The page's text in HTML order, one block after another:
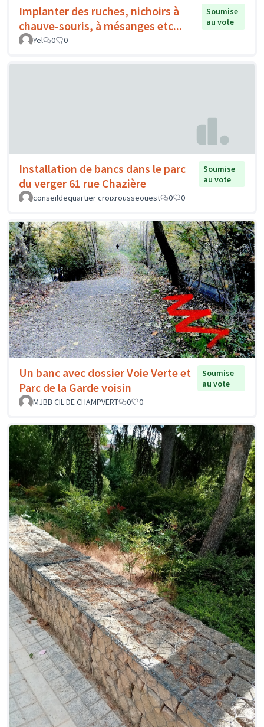
Implanter des ruches, nichoirs à
chauve-souris, à mésanges etc...
Soumise
au vote
Yel
0 0
Installation de bancs dans le parc
du verger 61 rue Chazière
Soumise
au vote
conseildequartier croixrousseouest
0 0
Un banc avec dossier Voie Verte et
Parc de la Garde voisin
Soumise
au vote
MJBB CIL DE CHAMPVERT
0 0